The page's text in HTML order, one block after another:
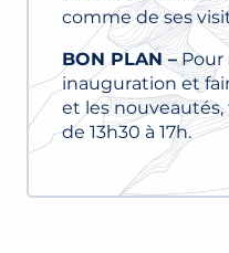
comme de ses
BON PLAN –Pour
inauguration et
et les
de 13h30 à 17h.